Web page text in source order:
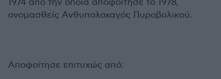
1974 από την οποία αποφοίτησε το 1978,
ονομασθείς Ανθυπολοχαγός Πυροβολικού.
Αποφοίτησε επιτυχώς από: